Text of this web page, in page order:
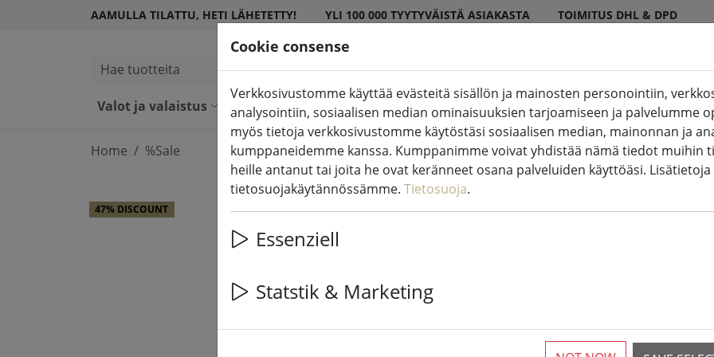
AAMULLA TILATTU, HETI LÄHETETTY! YLI 100 000 TYYTYVÄISTÄ ASIAKASTA TOIMITUS DHL & DPD
Hae tuotteita
Valot ja valaistus
LED-kynttilät sisä- ja ulkotiloissa Keittiö & ruoka
Home %Sale
Zone
47% DISCOUNT
4 Saatavilla
Cookie consense
Verkkosivustomme käyttää evästeitä sisällön ja mainosten personointiin,
analysointiin, sosiaalisen median ominaisuuksien tarjoamiseen ja palvelumme
myös tietoja verkkosivustomme käytöstäsi sosiaalisen median, mainonnan ja
kumppaneidemme kanssa. Kumppanimme voivat yhdistää nämä tiedot muihin
heille antanut tai joita he ovat keränneet osana palveluiden käyttöäsi. Lisätietoja
tietosuojakäytännössämme. Tietosuoja.
Essenziell
Statstik & Marketing